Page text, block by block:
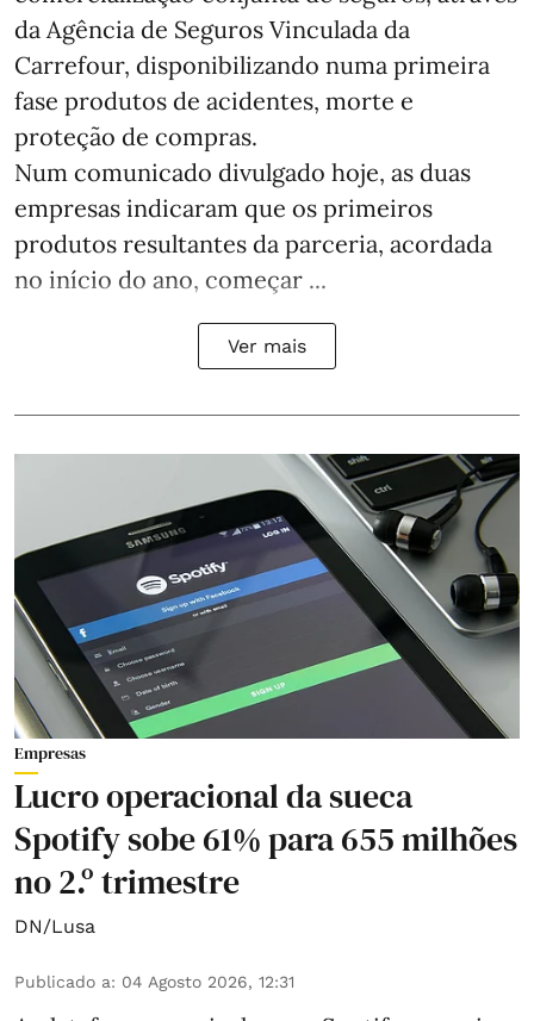
da Agência de Seguros Vinculada da
Carrefour, disponibilizando numa primeira
fase produtos de acidentes, morte e
proteção de compras.
Num comunicado divulgado hoje, as duas
empresas indicaram que os primeiros
produtos resultantes da parceria, acordada
no início do ano, começar ...
Ver mais
Empresas
Lucro operacional da sueca
Spotify sobe 61% para 655 milhões
no 2.º trimestre
DN/Lusa
Publicado a: 04 Agosto 2026, 12:31